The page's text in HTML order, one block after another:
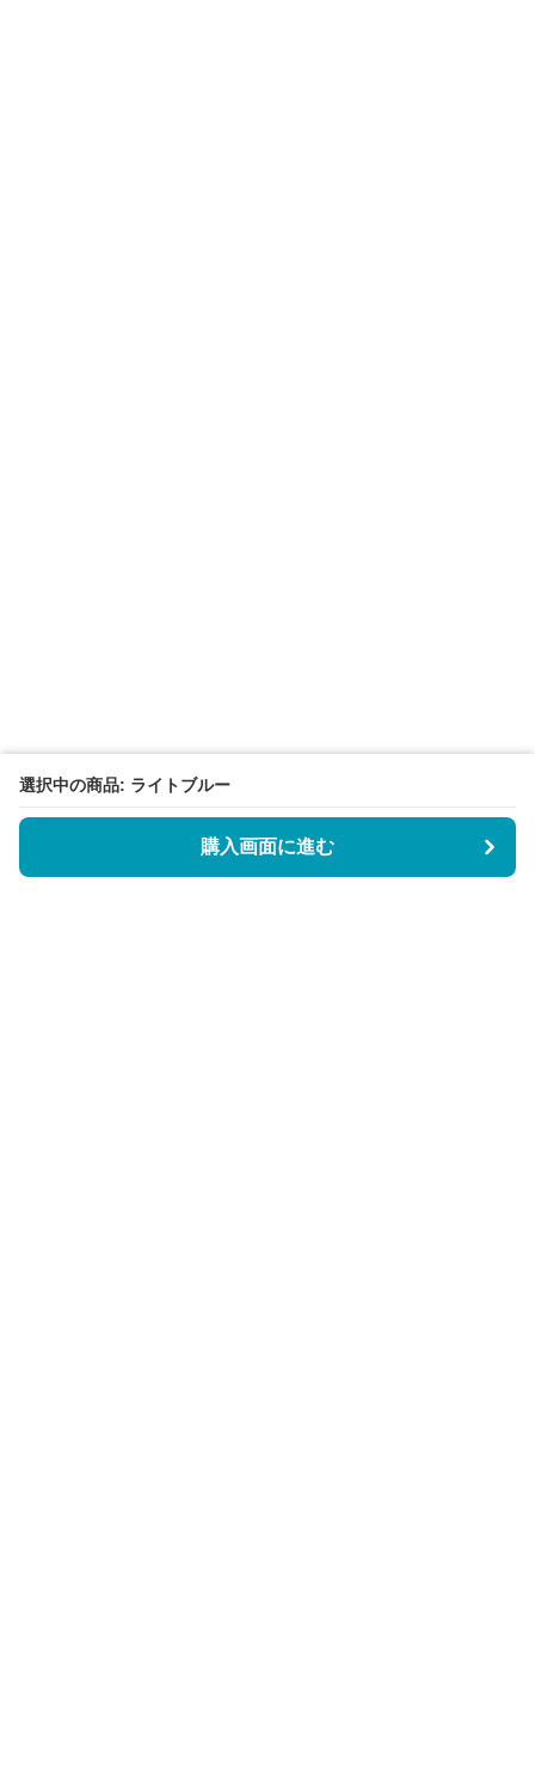
選択中の商品: ライトブルー
購入画面に進む